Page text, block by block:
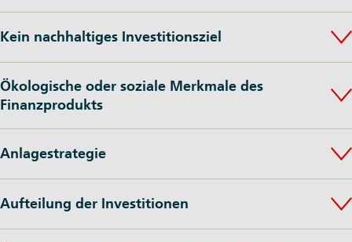
Kein nachhaltiges Investitionsziel
Ökologische oder soziale Merkmale des
Finanzprodukts
Anlagestrategie
Aufteilung der Investitionen